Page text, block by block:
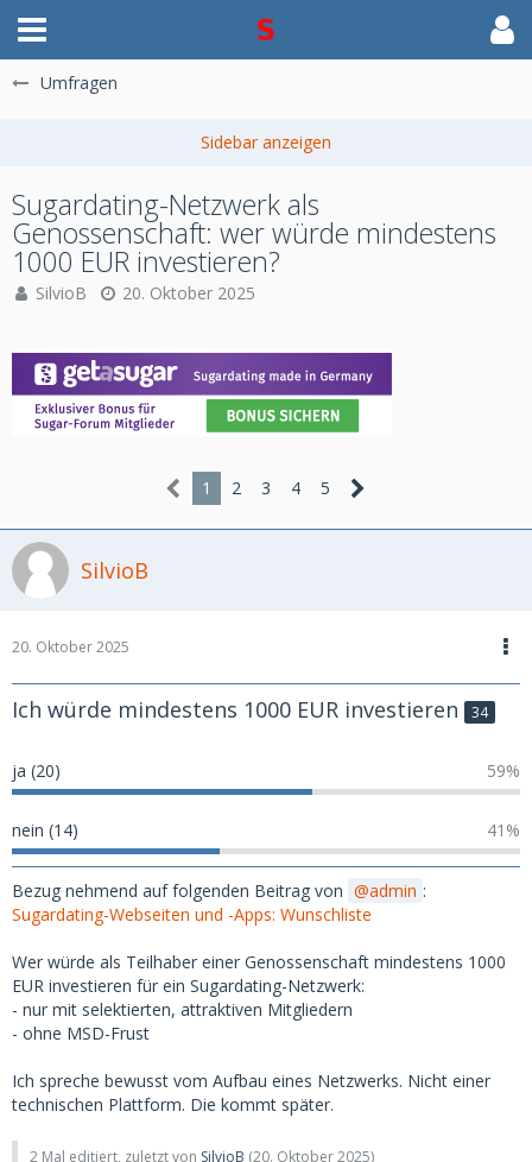
Umfragen
Sugardating-Netzwerk als
Genossenschaft: wer würde mindestens
1000 EUR investieren?
SilvioB 20. Oktober 2025
1 2 3 4 5
SilvioB
20. Oktober 2025
Ich würde mindestens 1000 EUR investieren 34
ja (20) 59%
nein (14) 41%
Bezug nehmend auf folgenden Beitrag von admin :
Sugardating-Webseiten und -Apps: Wunschliste
Wer würde als Teilhaber einer Genossenschaft mindestens 1000
EUR investieren für ein Sugardating-Netzwerk:
- nur mit selektierten, attraktiven Mitgliedern
- ohne MSD-Frust
Ich spreche bewusst vom Aufbau eines Netzwerks. Nicht einer
technischen Plattform. Die kommt später.
2 Mal editiert, zuletzt von SilvioB (20. Oktober 2025)